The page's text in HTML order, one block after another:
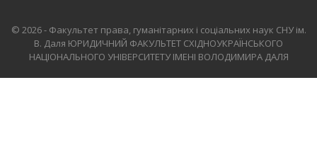
© 2026 - Факультет права, гуманітарних і соціальних наук СНУ ім.
В. Даля ЮРИДИЧНИЙ ФАКУЛЬТЕТ СХІДНОУКРАЇНСЬКОГО
НАЦІОНАЛЬНОГО УНІВЕРСИТЕТУ ІМЕНІ ВОЛОДИМИРА ДАЛЯ